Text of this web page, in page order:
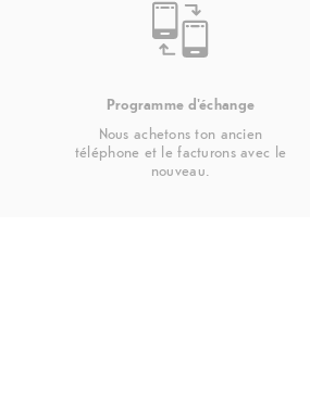
Programme d'échange
Nous achetons ton ancien
téléphone et le facturons avec le
nouveau.